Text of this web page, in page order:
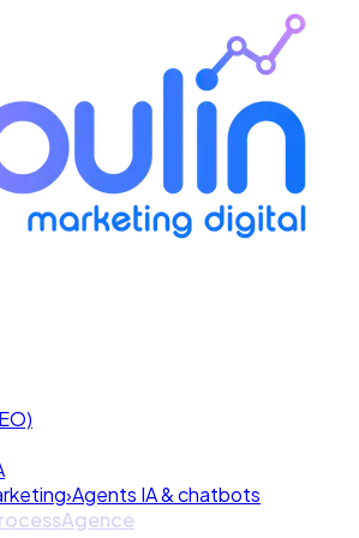
›Agents IA & chatbots
Agence